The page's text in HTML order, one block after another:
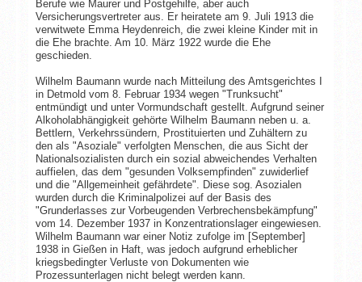
Berufe wie Maurer und Postgehilfe, aber auch
Versicherungsvertreter aus. Er heiratete am 9. Juli 1913 die
verwitwete Emma Heydenreich, die zwei kleine Kinder mit in
die Ehe brachte. Am 10. März 1922 wurde die Ehe
geschieden.
Wilhelm Baumann wurde nach Mitteilung des Amtsgerichtes I
in Detmold vom 8. Februar 1934 wegen "Trunksucht"
entmündigt und unter Vormundschaft gestellt. Aufgrund seiner
Alkoholabhängigkeit gehörte Wilhelm Baumann neben u. a.
Bettlern, Verkehrssündern, Prostituierten und Zuhältern zu
den als "Asoziale" verfolgten Menschen, die aus Sicht der
Nationalsozialisten durch ein sozial abweichendes Verhalten
auffielen, das dem "gesunden Volksempfinden" zuwiderlief
und die "Allgemeinheit gefährdete". Diese sog. Asozialen
wurden durch die Kriminalpolizei auf der Basis des
"Grunderlasses zur Vorbeugenden Verbrechensbekämpfung"
vom 14. Dezember 1937 in Konzentrationslager eingewiesen.
Wilhelm Baumann war einer Notiz zufolge im [September]
1938 in Gießen in Haft, was jedoch aufgrund erheblicher
kriegsbedingter Verluste von Dokumenten wie
Prozessunterlagen nicht belegt werden kann.